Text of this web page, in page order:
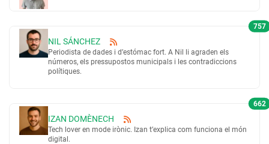
NIL SÁNCHEZ
Periodista de dades i d’estómac fort. A Nil li agraden els
números, els pressupostos municipals i les contradiccions
polítiques.
757
IZAN DOMÈNECH
Tech lover en mode irònic. Izan t’explica com funciona el món
digital.
662